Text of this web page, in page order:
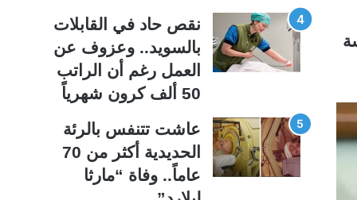
نقص حاد في القابلات
بالسويد.. وعزوف عن
العمل رغم أن الراتب
50 ألف كرون شهرياً
عاشت تتنفس بالرئة
الحديدية أكثر من 70
عاماً.. وفاة “مارثا